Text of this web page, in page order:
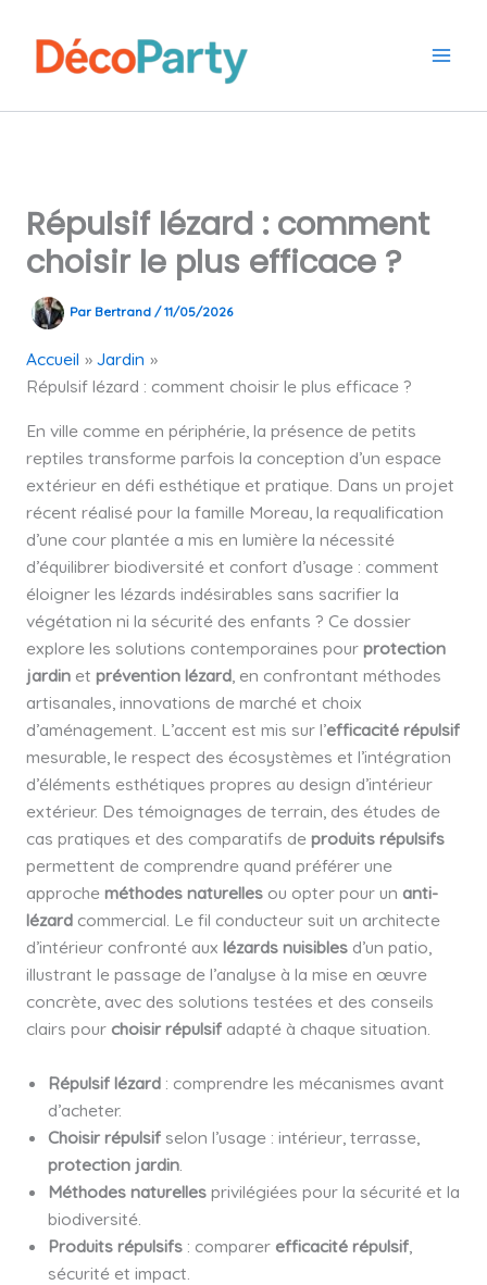
contenu
Répulsif lézard : comment
choisir le plus efficace ?
Par Bertrand /11/05/2026
Accueil
Jardin
Répulsif lézard : comment choisir le plus efficace ?
En ville comme en périphérie, la présence de petits
reptiles transforme parfois la conception d’un espace
extérieur en défi esthétique et pratique. Dans un projet
récent réalisé pour la famille Moreau, la requalification
d’une cour plantée a mis en lumière la nécessité
d’équilibrer biodiversité et confort d’usage : comment
éloigner les lézards indésirables sans sacrifier la
végétation ni la sécurité des enfants ? Ce dossier
explore les solutions contemporaines pour protection
jardinet prévention lézard, en confrontant méthodes
artisanales, innovations de marché et choix
d’aménagement. L’accent est mis sur l’efficacité répulsif
mesurable, le respect des écosystèmes et l’intégration
d’éléments esthétiques propres au design d’intérieur
extérieur. Des témoignages de terrain, des études de
cas pratiques et des comparatifs de produits répulsifs
permettent de comprendre quand préférer une
approche méthodes naturellesou opter pour un anti-
lézardcommercial. Le fil conducteur suit un architecte
d’intérieur confronté aux lézards nuisiblesd’un patio,
illustrant le passage de l’analyse à la mise en œuvre
concrète, avec des solutions testées et des conseils
clairs pour choisir répulsifadapté à chaque situation.
Répulsif lézard: comprendre les mécanismes avant
d’acheter.
Choisir répulsifselon l’usage : intérieur, terrasse,
protection jardin.
Méthodes naturellesprivilégiées pour la sécurité et la
biodiversité.
Produits répulsifs: comparer efficacité répulsif,
sécurité et impact.